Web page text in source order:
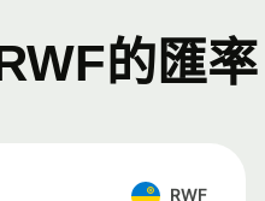
的匯率
RWF